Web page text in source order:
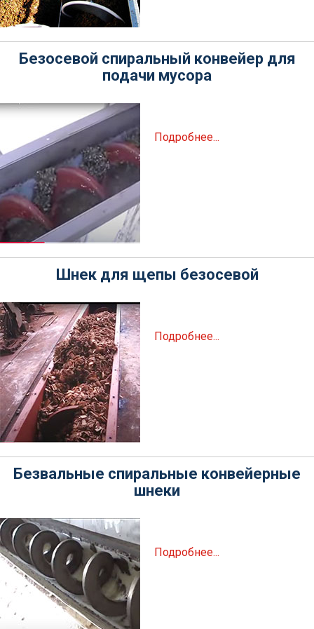
Безосевой спиральный конвейер для
подачи мусора
Подробнее...
Шнек для щепы безосевой
Подробнее...
Безвальные спиральные конвейерные
шнеки
Подробнее...